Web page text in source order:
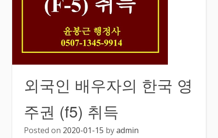
외국인 배우자의 한국 영
주권 (f5) 취득
Posted on 2020-01-15 byadmin